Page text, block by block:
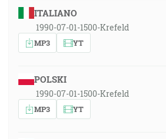
ITALIANO
1990-07-01-1500-Krefeld
MP3 YT
POLSKI
1990-07-01-1500-Krefeld
MP3 YT